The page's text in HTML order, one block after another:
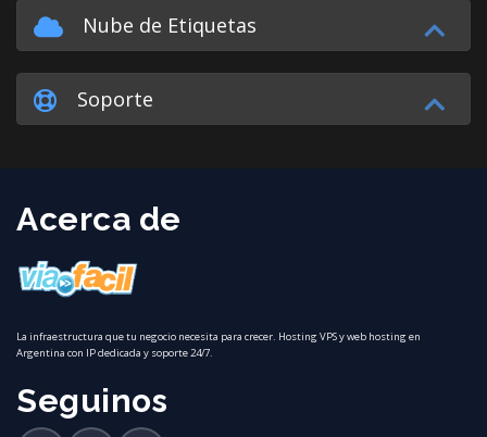
Nube de Etiquetas
Soporte
Acerca de
La infraestructura que tu negocio necesita para crecer. Hosting VPS y web hosting en
Argentina con IP dedicada y soporte 24/7.
Seguinos